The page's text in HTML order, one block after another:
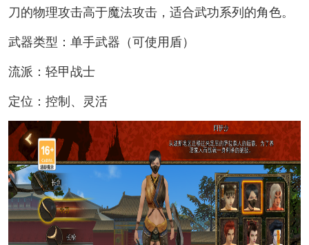
刀的物理攻击高于魔法攻击，适合武功系列的角色。
武器类型：单手武器（可使用盾）
流派：轻甲战士
定位：控制、灵活